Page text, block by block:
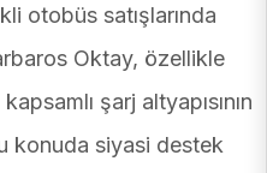
otobüs satışlarında
Oktay, özellikle
şarj altyapısının
konuda siyasi destek